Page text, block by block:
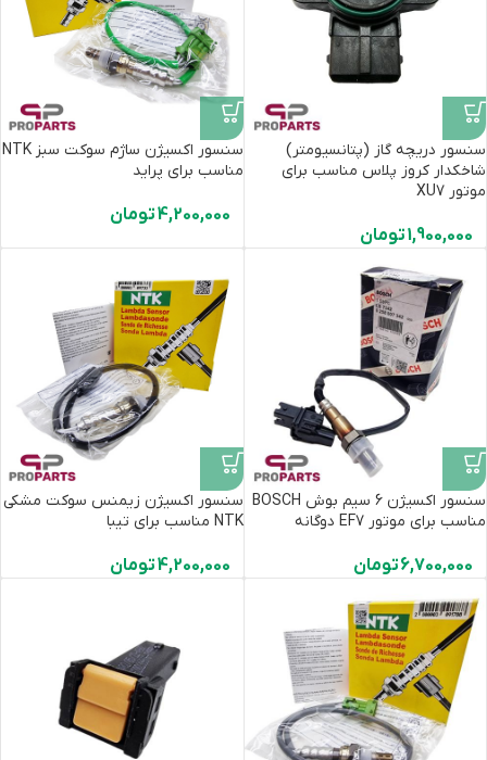
سنسور دریچه گاز (پتانسیومتر)
شاخکدار کروز پلاس مناسب برای
موتور XU7
1,900,000تومان
سنسور اکسیژن ساژم سوکت سبز NTK
مناسب برای پراید
4,200,000تومان
سنسور اکسیژن 6 سیم بوش BOSCH
مناسب برای موتور EF7 دوگانه
6,700,000تومان
سنسور اکسیژن زیمنس سوکت مشکی
NTK مناسب برای تیبا
4,200,000تومان